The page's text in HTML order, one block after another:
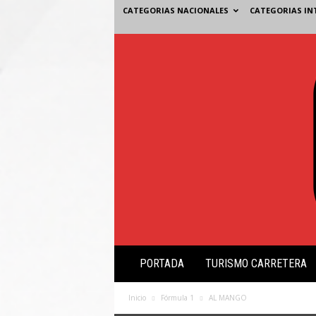
CATEGORIAS NACIONALES CATEGORIAS
s
ó
PORTADA TURISMO CARRETERA
Inicio Fórmula 1 AL MANGO